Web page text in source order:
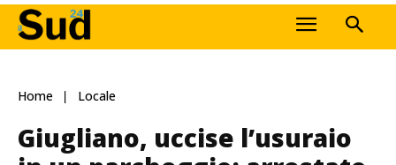
Home Locale
Giugliano, uccise l’usuraio